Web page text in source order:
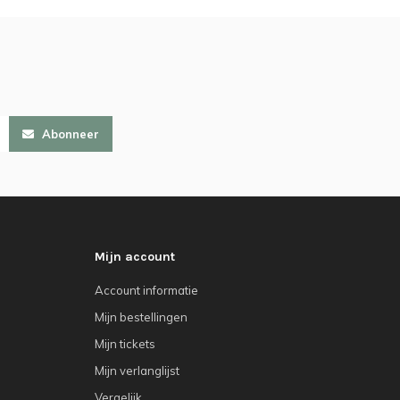
Abonneer
Mijn account
Account informatie
Mijn bestellingen
Mijn tickets
Mijn verlanglijst